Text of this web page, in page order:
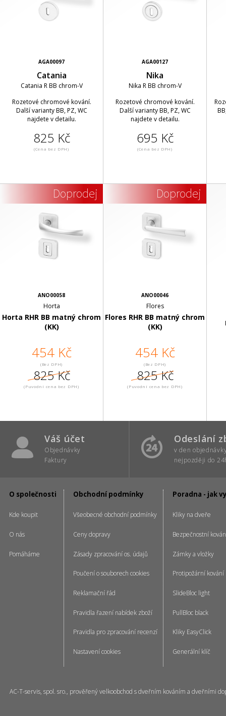
AGA00097
Catania
Catania R BB chrom-V
Rozetové chromové kování.
Další varianty BB, PZ, WC
najdete v detailu.
825 Kč
(Cena bez DPH)
AGA00127
Nika
Nika R BB chrom-V
Rozetové chromové kování.
Další varianty BB, PZ, WC
najdete v detailu.
695 Kč
(Cena bez DPH)
Doprodej
ANO00058
Horta
Horta RHR BB matný chrom
(KK)
454 Kč
(Bez DPH)
825 Kč
(Puvodní cena bez DPH)
Doprodej
ANO00046
Flores
Flores RHR BB matný chrom
(KK)
454 Kč
(Bez DPH)
825 Kč
(Puvodní cena bez DPH)
Váš účet
Objednávky
Faktury
Odeslání
v den
nejpozději do
O společnosti
Kde koupit
O nás
Pomáháme
Obchodní podmínky
Všeobecné obchodní podmínky
Ceny dopravy
Zásady zpracování os. údajů
Poučení o souborech cookies
Reklamační řád
Pravidla řazení nabídek zboží
Pravidla pro zpracování recenzí
Nastavení cookies
Poradna - jak
Kliky na dveře
Bezpečnostní
Zámky a vložky
Protipožární kování
SlideBloc light
PullBloc black
Kliky EasyClick
Generální klíč
AC-T-servis, spol. sro., prověřený velkoobchod s dveřním kováním a dveřními